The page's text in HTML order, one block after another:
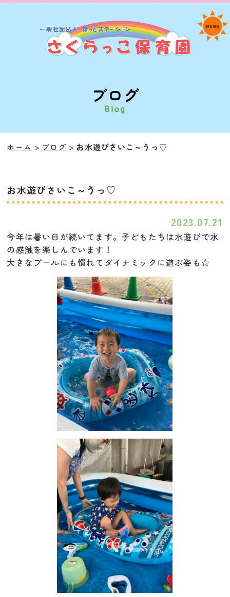
ブログ
Blog
ホーム ブログ お水遊びさいこ～うっ♡
お水遊びさいこ～うっ♡
2023.07.21
今年は暑い日が続いてます。子どもたちは水遊びで水
の感触を楽しんでいます！
大きなプールにも慣れてダイナミックに遊ぶ姿も☆